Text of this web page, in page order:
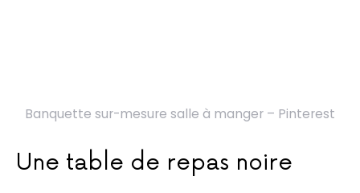
Banquette sur-mesure salle à manger – Pinterest
Une table de repas noire